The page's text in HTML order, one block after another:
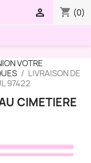
shopping_cart (0)

VOTRE
LIVRAISON DE
97422
CIMETIERE